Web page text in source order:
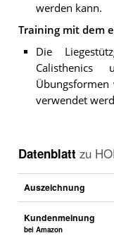
werden kann.
Training mit dem
Die
Calisthenics
verwendet
Datenblatt zu
Auszeichnung
Kundenmeinung
bei Amazon